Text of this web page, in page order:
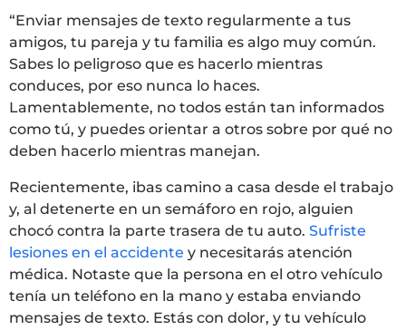
“Enviar mensajes de texto regularmente a tus
amigos, tu pareja y tu familia es algo muy común.
Sabes lo peligroso que es hacerlo mientras
conduces, por eso nunca lo haces.
Lamentablemente, no todos están tan informados
como tú, y puedes orientar a otros sobre por qué no
deben hacerlo mientras manejan.
Recientemente, ibas camino a casa desde el trabajo
y, al detenerte en un semáforo en rojo, alguien
chocó contra la parte trasera de tu auto. Sufriste
lesiones en el accidente y necesitarás atención
médica. Notaste que la persona en el otro vehículo
tenía un teléfono en la mano y estaba enviando
mensajes de texto. Estás con dolor, y tu vehículo